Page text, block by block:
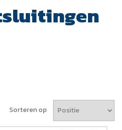
Sorteren op